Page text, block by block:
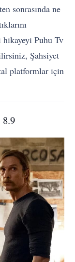
sonrasında ne
Puhu Tv
Şahsiyet
platformlar için